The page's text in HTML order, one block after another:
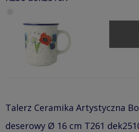
Talerz Ceramika Artystyczna
deserowy Ø 16 cm T261